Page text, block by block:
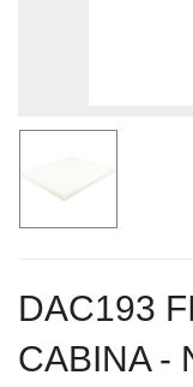
DAC193
CABINA -